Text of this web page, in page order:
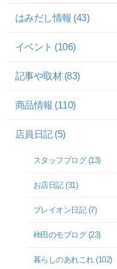
はみだし情報 (43)
イベント (106)
記事や取材 (83)
商品情報 (110)
店員日記 (5)
スタッフブログ (13)
お店日記 (31)
プレイオン日記 (7)
柿田のモブログ (23)
暮らしのあれこれ (102)